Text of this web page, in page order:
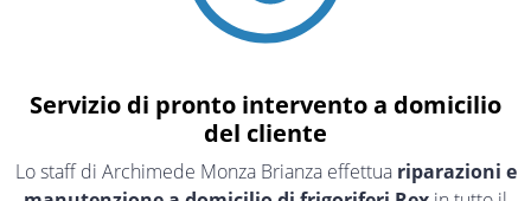
Servizio di pronto intervento a domicilio
del cliente
Lo staff di Archimede Monza Brianza effettua riparazioni e